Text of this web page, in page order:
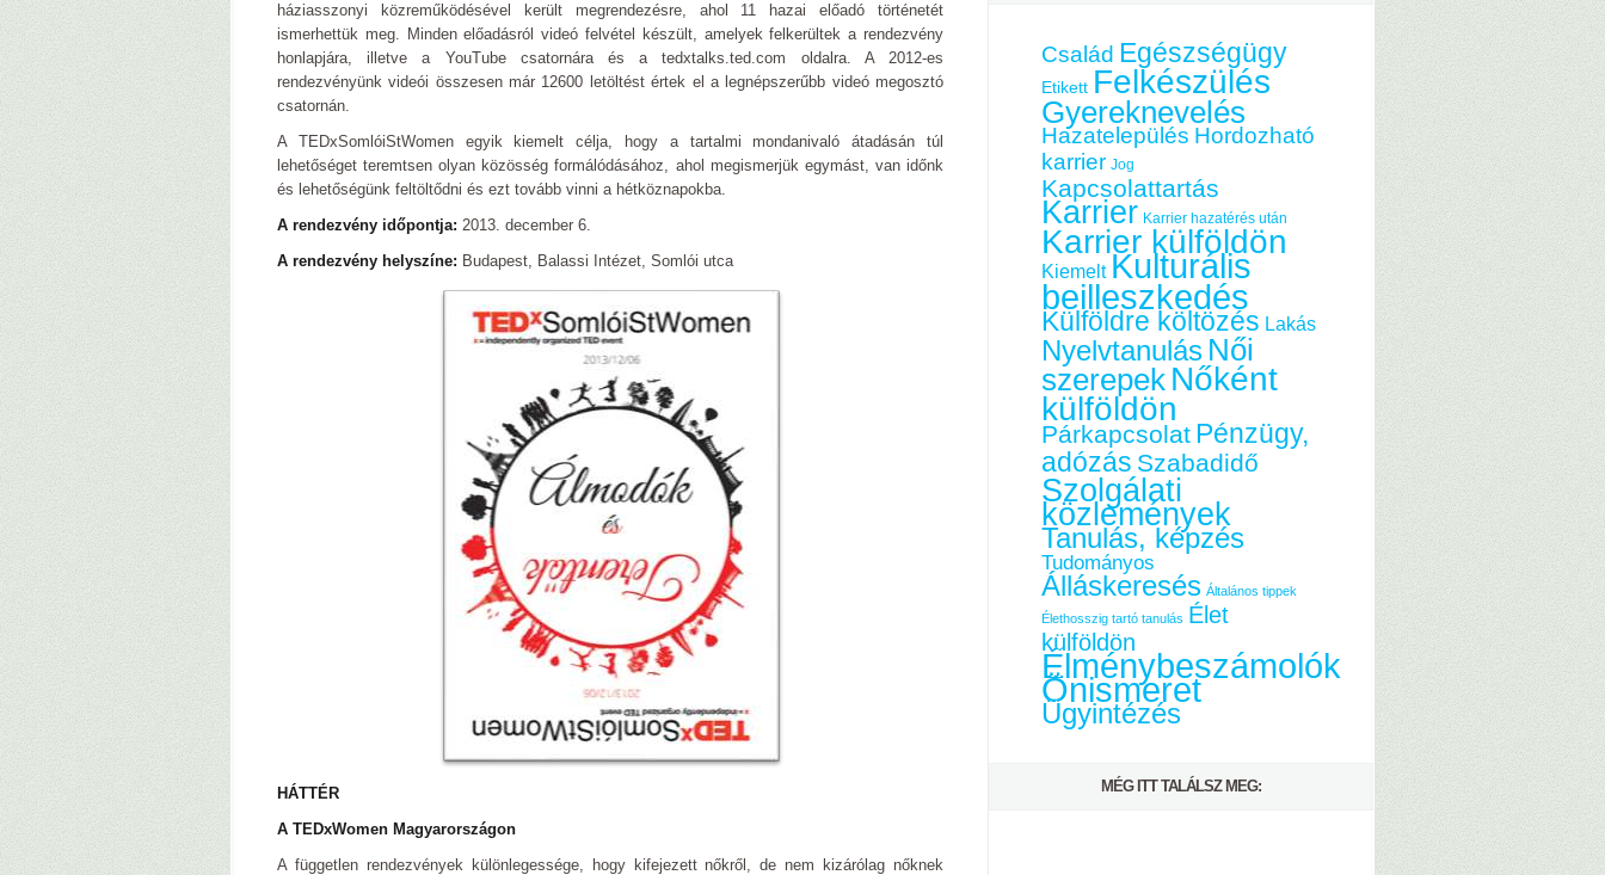
háziasszonyi közreműködésével került megrendezésre, ahol 11 hazai előadó történetét
ismerhettük meg. Minden előadásról videó felvétel készült, amelyek felkerültek a rendezvény
honlapjára, illetve a YouTube csatornára és a tedxtalks.ted.com oldalra. A 2012-es
rendezvényünk videói összesen már 12600 letöltést értek el a legnépszerűbb videó megosztó
csatornán.
A TEDxSomlóiStWomen egyik kiemelt célja, hogy a tartalmi mondanivaló átadásán túl
lehetőséget teremtsen olyan közösség formálódásához, ahol megismerjük egymást, van időnk
és lehetőségünk feltöltődni és ezt tovább vinni a hétköznapokba.
A rendezvény időpontja: 2013. december 6.
A rendezvény helyszíne: Budapest, Balassi Intézet, Somlói utca
HÁTTÉR
A TEDxWomen Magyarországon
A független rendezvények különlegessége, hogy kifejezett nőkről, de nem kizárólag nőknek
Család Egészségügy
Etikett Felkészülés
Gyereknevelés
Hazatelepülés Hordozható
karrier Jog
Kapcsolattartás
Karrier Karrier hazatérés után
Karrier külföldön
Kiemelt Kulturális
beilleszkedés
Külföldre költözés Lakás
Nyelvtanulás Női
szerepek Nőként
külföldön
Párkapcsolat Pénzügy,
adózás Szabadidő
Szolgálati
közlemények
Tanulás, képzés
Tudományos
Álláskeresés Általános tippek
Élethosszig tartó tanulás Élet
külföldön
Élménybeszámolók
Önismeret
Ügyintézés
MÉG ITT TALÁLSZ MEG: